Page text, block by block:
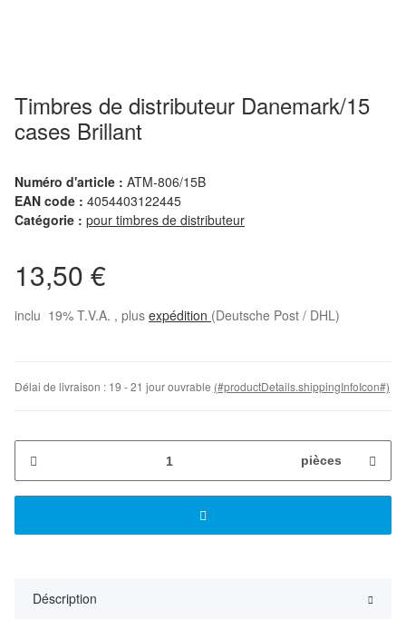
Timbres de distributeur Danemark/15
cases Brillant
Numéro d'article : ATM-806/15B
EAN code : 4054403122445
Catégorie : pour timbres de distributeur
13,50 €
inclu 19% T.V.A. , plus expédition (Deutsche Post / DHL)
Délai de livraison : 19 - 21 jour ouvrable (#productDetails.shippingInfoIcon#)
pièces
Déscription